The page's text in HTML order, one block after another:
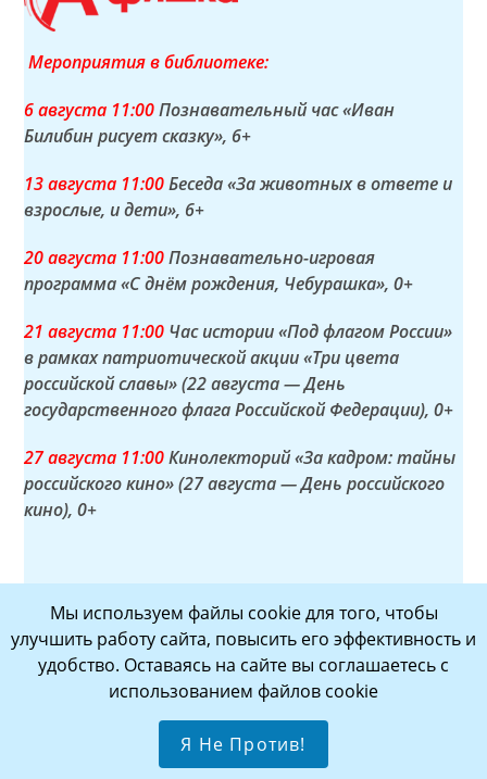
Мероприятия в библиотеке:
6 августа 11:00Познавательный час «Иван
Билибин рисует сказку», 6+
13 августа 11:00Беседа «За животных в ответе и
взрослые, и дети», 6+
20 августа 11:00Познавательно-игровая
программа «С днём рождения, Чебурашка», 0+
21 августа 11:00 Час истории «Под флагом России»
в рамках патриотической акции «Три цвета
российской славы» (22 августа — День
государственного флага Российской Федерации), 0+
27 августа 11:00Кинолекторий «За кадром: тайны
российского кино» (27 августа — День российского
кино), 0+
АНОНС(33)
ВАЖНАЯ ИНФОРМАЦИЯ (1)
ГОРОДА — ГЕРОИ
Мы используем файлы cookie для того, чтобы
улучшить работу сайта, повысить его эффективность и
удобство. Оставаясь на сайте вы соглашаетесь с
использованием файлов cookie
Я Не Против!